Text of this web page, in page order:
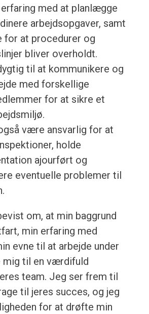
med at planlægge
arbejdsopgaver, samt
for at procedurer og
bliver overholdt.
til at kommunikere og
med forskellige
for at sikre et
være ansvarlig for at
holde
ajourført og
eventuelle problemer til
om, at min baggrund
min erfaring med
evne til at arbejde under
mig til en værdifuld
team. Jeg ser frem til
til jeres succes, og jeg
for at drøfte min